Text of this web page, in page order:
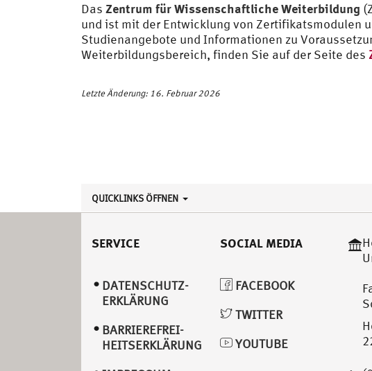
Das Zentrum für Wissenschaftliche Weiterbildung
und ist mit der Entwicklung von Zertifikatsmodulen
Studienangebote und Informationen zu
Weiterbildungsbereich, finden Sie auf der Seite des
Letzte Änderung: 16. Februar 2026
QUICKLINKS ÖFFNEN
SERVICE
DATENSCHUTZ­
ERKLÄRUNG
BARRIEREFREI­
HEITSERKLÄRUNG
SOCIAL MEDIA
FACEBOOK
TWITTER
YOUTUBE